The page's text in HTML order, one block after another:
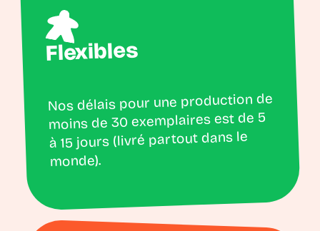
Flexibles
Nos délais pour une production de
moins de 30 exemplaires est de 5
à 15 jours (livré partout dans le
monde).